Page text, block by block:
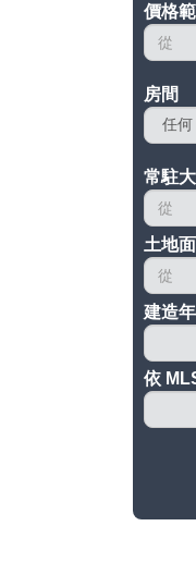
價格
房間
常駐
土地
建造
依